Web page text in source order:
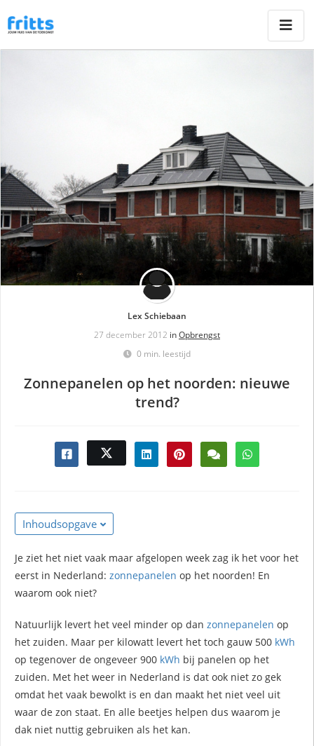
Lex Schiebaan
27 december 2012 inOpbrengst
0 min. leestijd
Zonnepanelen op het noorden: nieuwe
trend?
Inhoudsopgave
Je ziet het niet vaak maar afgelopen week zag ik het voor het
eerst in Nederland: zonnepanelen op het noorden! En
waarom ook niet?
Natuurlijk levert het veel minder op dan zonnepanelen op
het zuiden. Maar per kilowatt levert het toch gauw 500 kWh
op tegenover de ongeveer 900 kWh bij panelen op het
zuiden. Met het weer in Nederland is dat ook niet zo gek
omdat het vaak bewolkt is en dan maakt het niet veel uit
waar de zon staat. En alle beetjes helpen dus waarom je
dak niet nuttig gebruiken als het kan.